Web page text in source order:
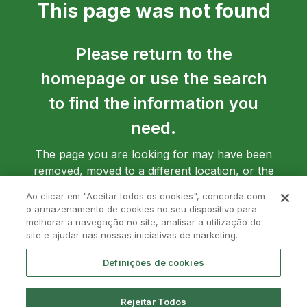
This page was not found
Please return to the
homepage or use the search
to find the information you
need.
The page you are looking for may have been
removed, moved to a different location, or the
Ao clicar em "Aceitar todos os cookies", concorda com
o armazenamento de cookies no seu dispositivo para
melhorar a navegação no site, analisar a utilização do
site e ajudar nas nossas iniciativas de marketing.
Definições de cookies
Rejeitar Todos